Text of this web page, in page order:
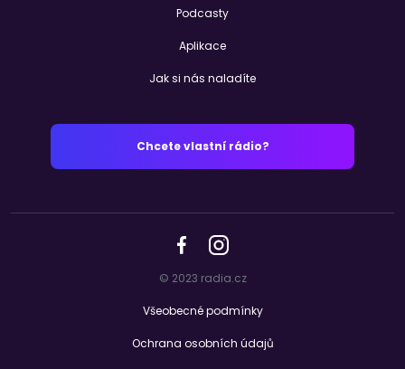
Podcasty
Aplikace
Jak si nás naladíte
Chcete vlastní rádio?
© 2023 radia.cz
Všeobecné podmínky
Ochrana osobních údajů